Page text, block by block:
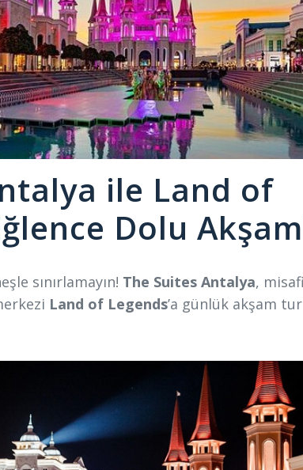
ile Land of
Dolu
sınırlamayın! The Suites Antalya,
Land of Legends’a günlük akşam